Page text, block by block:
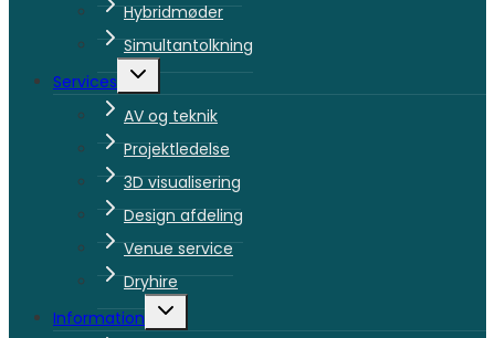
Hybridmøder
Simultantolkning
Services
Skift
AV og teknik
Projektledelse
3D visualisering
Design afdeling
Venue service
Dryhire
Information
Skift